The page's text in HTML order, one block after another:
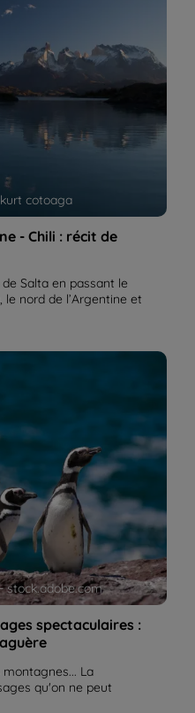
cotoaga
- Chili : récit de
Salta en passant le
nord de l’Argentine et
spectaculaires : récit
stock.adobe.com
spectaculaires :
La
qu'on ne peut